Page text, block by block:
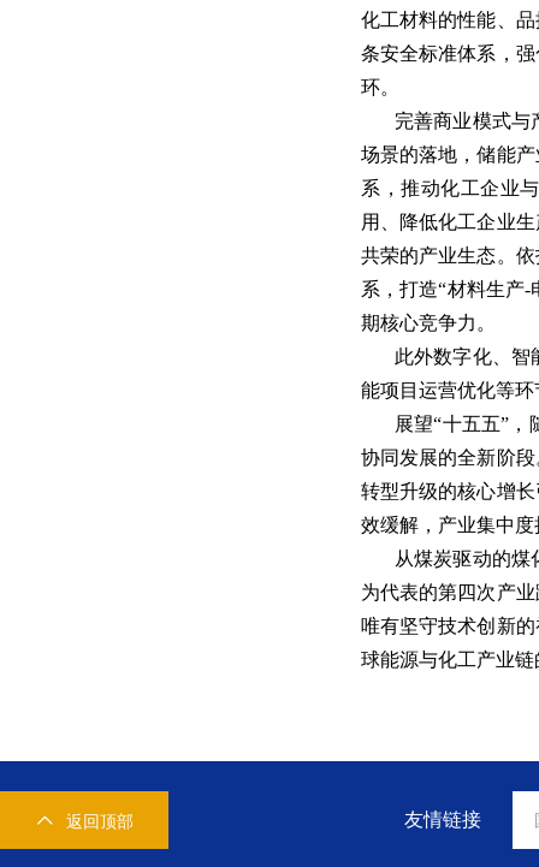
化工材料的性能、
条安全标准体系，
环。
完善商业模式与
场景的落地，储能
系，推动化工企业
用、降低化工企业
共荣的产业生态。
系，打造“材料生产
期核心竞争力。
此外数字化、智
能项目运营优化等
展望“十五五”
协同发展的全新阶
转型升级的核心增
效缓解，产业集中
从煤炭驱动的煤
为代表的第四次产
唯有坚守技术创新
球能源与化工产业
返回顶部 友情链接